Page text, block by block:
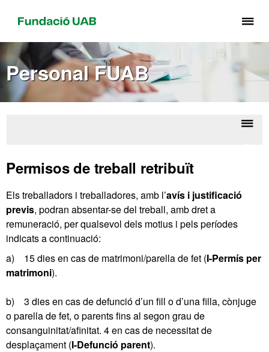
el
de
Personal FUAB
Permisos de treball retribuït
Els treballadors i treballadores, amb l’avís i justificació
previs, podran absentar-se del treball, amb dret a
remuneració, per qualsevol dels motius i pels períodes
indicats a continuació:
a) 15 dies en cas de matrimoni/parella de fet (I-Permís per
matrimoni).
b) 3 dies en cas de defunció d’un fill o d’una filla, cònjuge
o parella de fet, o parents fins al segon grau de
consanguinitat/afinitat. 4 en cas de necessitat de
desplaçament (I-Defunció parent).